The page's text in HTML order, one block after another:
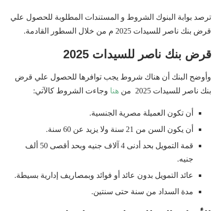
ترصد بوابة البنوك الشروط و المستندات المطلوبة للحصول علي
قرض بنك ناصر للسيدات 2025 م من خلال السطور القادمة.
قرض بنك ناصر للسيدات 2025
وأوضح البنك أن هناك شروط يجب توافرها للحصول علي قرض
بنك ناصر للسيدات 2025 من
هنا وجاءت الشروط كالآتي:
أن تكون العميلة مصرية الجنسية.
أن يكون السن من 21 سنة ولا يزيد عن 60 سنة.
قمة التمويل بحد أدنى 4 آلاف جنيه وبحد أقصى 50 ألف
جنيه.
عائد التمويل بدون عائد أو فوائد وبمصاريف إدارية بسيطة.
مدة السداد من سنة حتى سنتين.